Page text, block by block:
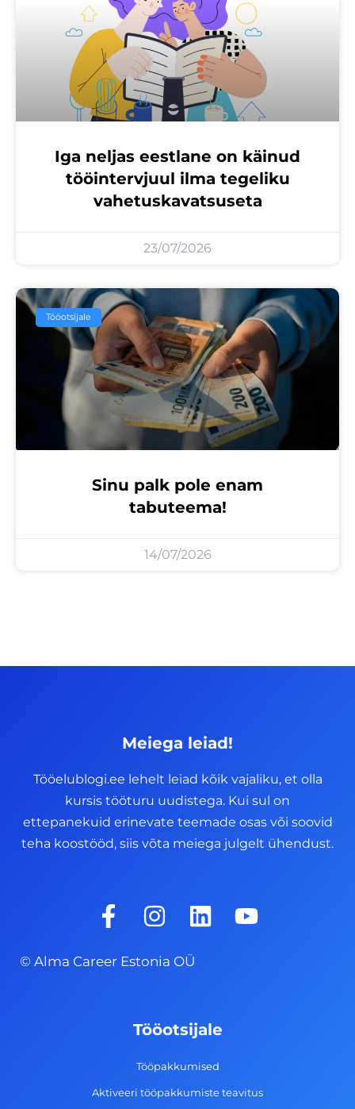
Iga neljas eestlane on käinud
tööintervjuul ilma tegeliku
vahetuskavatsuseta
23/07/2026
Tööotsijale
Sinu palk pole enam
tabuteema!
14/07/2026
Meiega leiad!
Tööelublogi.ee lehelt leiad kõik vajaliku, et olla
kursis tööturu uudistega. Kui sul on
ettepanekuid erinevate teemade osas või soovid
teha koostööd, siis võta meiega julgelt ühendust.
F
a
e
-
I
n
s
t
g
r
a
m
L
i
d
i
n
Y
o
© Alma Career Estonia OÜ
Tööotsijale
Tööpakkumised
Aktiveeri tööpakkumiste teavitus